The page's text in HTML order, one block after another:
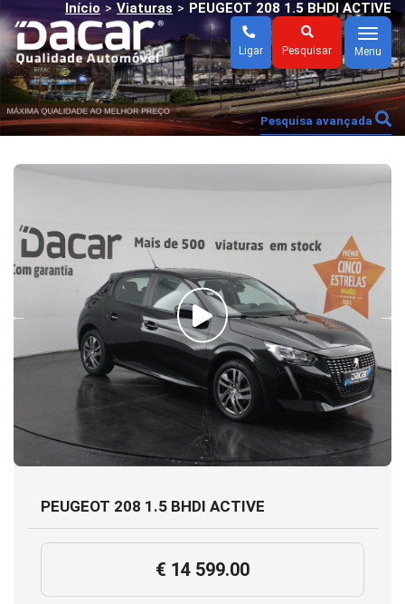
Pesquisar
Ligar
Menu
Menu
Início > Viaturas > PEUGEOT 208 1.5 BHDI ACTIVE
Pesquisa avançada
PEUGEOT 208 1.5 BHDI ACTIVE
€ 14 599.00